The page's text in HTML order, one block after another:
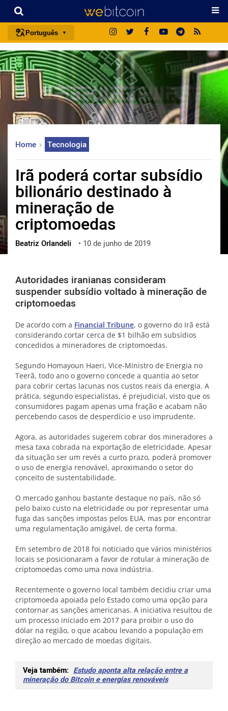
Português
português (BR)
english
español
français
italiano
日本語
русский
한국어
العربية
ไทย
ქართული
vietnamese
Home Tecnologia
Irã poderá cortar subsídio
bilionário destinado à
mineração de
criptomoedas
Beatriz Orlandeli • 10 de junho de 2019
Autoridades iranianas consideram
suspender subsídio voltado à mineração de
criptomoedas
De acordo com a Financial Tribune, o governo do Irã está
considerando cortar cerca de $1 bilhão em subsídios
concedidos a mineradores de criptomoedas.
Segundo Homayoun Haeri, Vice-Ministro de Energia no
Teerã, todo ano o governo concede a quantia ao setor
para cobrir certas lacunas nos custos reais da energia. A
prática, segundo especialistas, é prejudicial, visto que os
consumidores pagam apenas uma fração e acabam não
percebendo casos de desperdício e uso imprudente.
Agora, as autoridades sugerem cobrar dos mineradores a
mesa taxa cobrada na exportação de eletricidade. Apesar
da situação ser um revés a curto prazo, poderá promover
o uso de energia renovável, aproximando o setor do
conceito de sustentabilidade.
O mercado ganhou bastante destaque no país, não só
pelo baixo custo na eletricidade ou por representar uma
fuga das sanções impostas pelos EUA, mas por encontrar
uma regulamentação amigável, de certa forma.
Em setembro de 2018 foi noticiado que vários ministérios
locais se posicionaram a favor de rotular a mineração de
criptomoedas como uma nova indústria.
Recentemente o governo local também decidiu criar uma
criptomoeda apoiada pelo Estado como uma opção para
contornar as sanções americanas. A iniciativa resultou de
um processo iniciado em 2017 para proibir o uso do
dólar na região, o que acabou levando a população em
direção ao mercado de moedas digitais.
Veja também: Estudo aponta alta relação entre a
mineração do Bitcoin e energias renováveis